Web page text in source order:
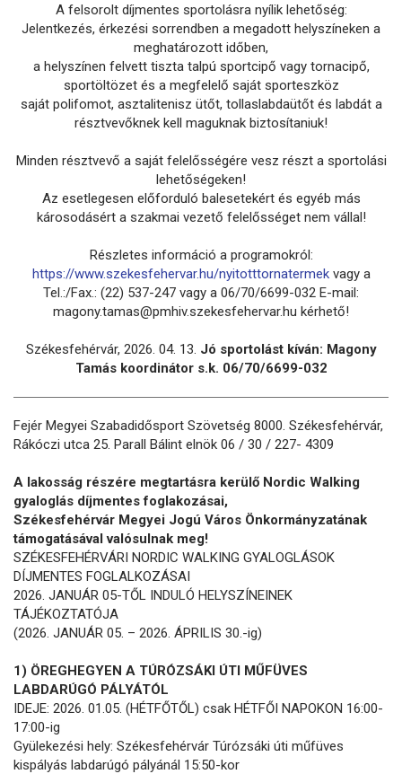
A felsorolt díjmentes sportolásra nyílik lehetőség:
Jelentkezés, érkezési sorrendben a megadott helyszíneken a
meghatározott időben,
a helyszínen felvett tiszta talpú sportcipő vagy tornacipő,
sportöltözet és a megfelelő saját sporteszköz
saját polifomot, asztalitenisz ütőt, tollaslabdaütőt és labdát a
résztvevőknek kell maguknak biztosítaniuk!
Minden résztvevő a saját felelősségére vesz részt a sportolási
lehetőségeken!
Az esetlegesen előforduló balesetekért és egyéb más
károsodásért a szakmai vezető felelősséget nem vállal!
Részletes információ a programokról:
https://www.szekesfehervar.hu/nyitotttornatermekvagy a
Tel.:/Fax.: (22) 537-247 vagy a 06/70/6699-032 E-mail:
magony.tamas@pmhiv.szekesfehervar.hu kérhető!
Székesfehérvár, 2026. 04. 13. Jó sportolást kíván: Magony
Tamás koordinátor s.k. 06/70/6699-032
Fejér Megyei Szabadidősport Szövetség 8000. Székesfehérvár,
Rákóczi utca 25. Parall Bálint elnök 06 / 30 / 227- 4309
A lakosság részére megtartásra kerülő Nordic Walking
gyaloglás díjmentes foglakozásai,
Székesfehérvár Megyei Jogú Város Önkormányzatának
támogatásával valósulnak meg!
SZÉKESFEHÉRVÁRI NORDIC WALKING GYALOGLÁSOK
DÍJMENTES FOGLALKOZÁSAI
2026. JANUÁR 05-TŐL INDULÓ HELYSZÍNEINEK
TÁJÉKOZTATÓJA
(2026. JANUÁR 05. – 2026. ÁPRILIS 30.-ig)
1) ÖREGHEGYEN A TÚRÓZSÁKI ÚTI MŰFÜVES
LABDARÚGÓ PÁLYÁTÓL
IDEJE: 2026. 01.05. (HÉTFŐTŐL) csak HÉTFŐI NAPOKON 16:00-
17:00-ig
Gyülekezési hely: Székesfehérvár Túrózsáki úti műfüves
kispályás labdarúgó pályánál 15:50-kor